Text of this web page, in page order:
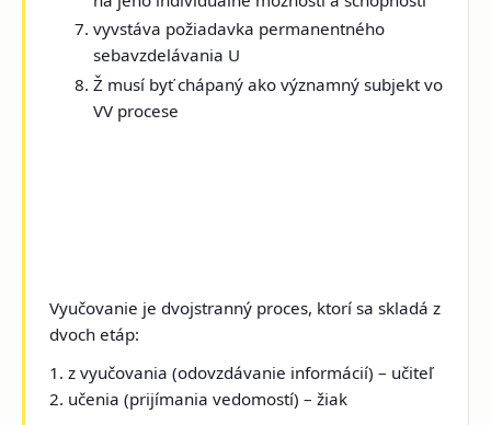
vyvstáva požiadavka permanentného
sebavzdelávania U
Ž musí byť chápaný ako významný subjekt vo
VV procese
Vyučovanie je dvojstranný proces, ktorí sa skladá z
dvoch etáp:
1. z vyučovania (odovzdávanie informácií) – učiteľ
2. učenia (prijímania vedomostí) – žiak